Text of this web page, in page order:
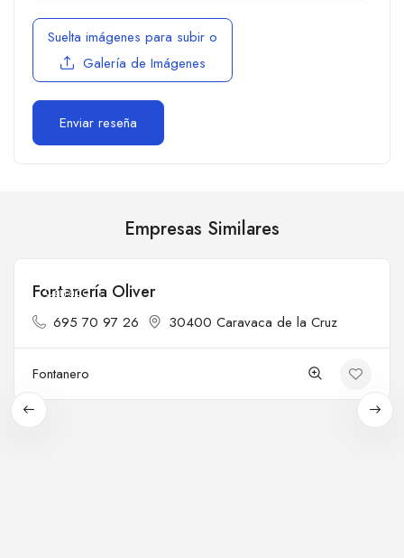
Suelta imágenes para subir o
Galería de Imágenes
Empresas Similares
Cerrado
Fontanería Oliver
695 70 97 26 30400 Caravaca de la Cruz
Fontanero